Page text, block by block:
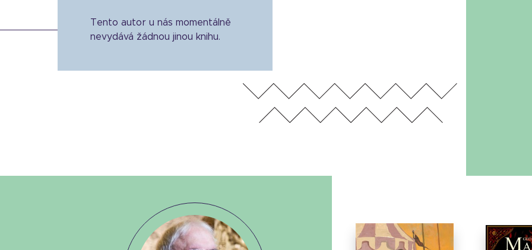
Tento autor u nás momentálně
nevydává žádnou jinou knihu.